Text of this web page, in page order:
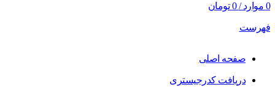
0 موارد /
0 تومان
فهرست
صفحه اصلی
دریافت کدرجیستری